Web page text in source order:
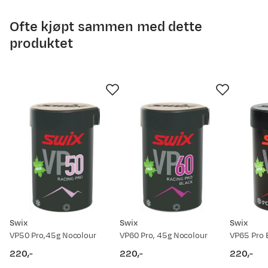
Ofte kjøpt sammen med dette
produktet
Swix
VP50 Pro,45g Nocolour
220,-
Swix
VP60 Pro, 45g Nocolour
220,-
Swix
220,-